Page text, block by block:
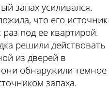
запах усиливался.
что его источник
под ее квартирой.
решили действовать
из дверей в
обнаружили темное
запаха.